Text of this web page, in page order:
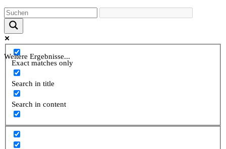
Weitere Ergebnisse...
Exact matches only
Search in title
Search in content